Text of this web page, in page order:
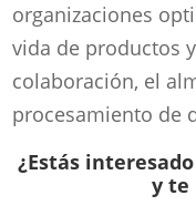
organizaciones
vida de productos
colaboración, el
procesamiento de
¿Estás
y te